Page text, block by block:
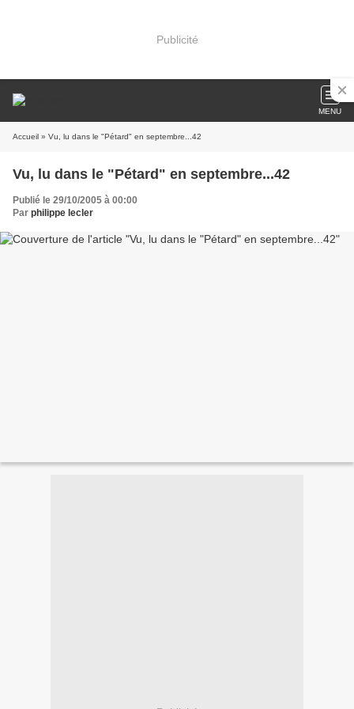
Publicité
MENU
Accueil » Vu, lu dans le "Pétard" en septembre...42
Vu, lu dans le "Pétard" en septembre...42
Publié le 29/10/2005 à 00:00
Par philippe lecler